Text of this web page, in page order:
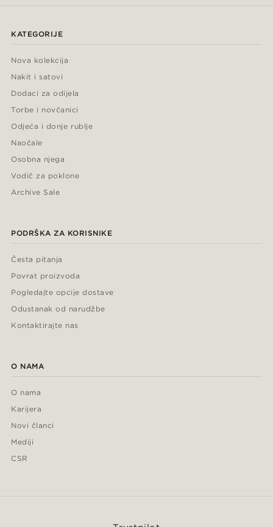
KATEGORIJE
Nova kolekcija
Nakit i satovi
Dodaci za odijela
Torbe i novčanici
Odjeća i donje rublje
Naočale
Osobna njega
Vodič za poklone
Archive Sale
PODRŠKA ZA KORISNIKE
Česta pitanja
Povrat proizvoda
Pogledajte opcije dostave
Odustanak od narudžbe
Kontaktirajte nas
O NAMA
O nama
Karijera
Novi članci
Mediji
CSR